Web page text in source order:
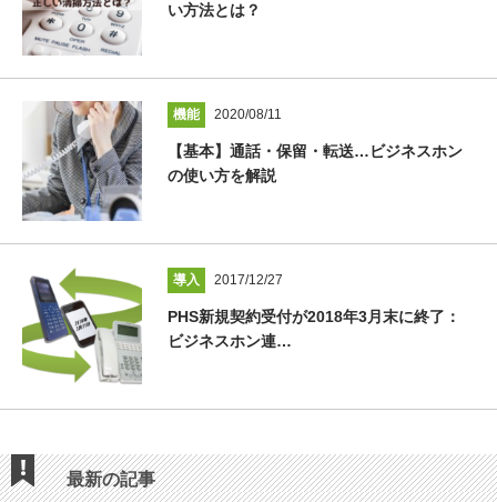
い方法とは？
機能 2020/08/11
【基本】通話・保留・転送…ビジネスホン
の使い方を解説
導入 2017/12/27
PHS新規契約受付が2018年3月末に終了：
ビジネスホン連…
最新の記事